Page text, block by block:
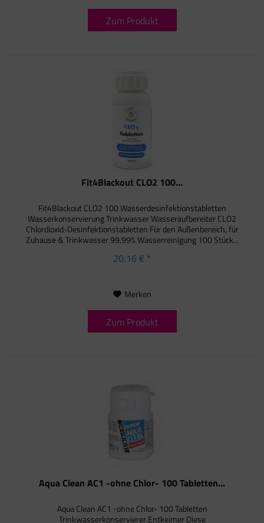
Zum Produkt
Fit4Blackout CLO2 100...
Fit4Blackout CLO2 100 Wasserdesinfektionstabletten
Wasserkonservierung Trinkwasser Wasseraufbereiter CLO2
Chlordioxid-Desinfektionstabletten Für den Außenbereich, für
Zuhause & Trinkwasser 99,99% Wasserreinigung 100 Stück...
20,16 € *
Merken
Zum Produkt
Aqua Clean AC1 -ohne Chlor- 100 Tabletten...
Aqua Clean AC1 -ohne Chlor- 100 Tabletten
Trinkwasserkonservierer Entkeimer Diese